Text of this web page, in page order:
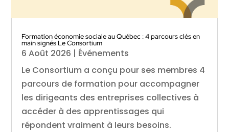
Formation économie sociale au Québec : 4 parcours clés en
main signés Le Consortium
6 Août 2026 | Événements
Le Consortium a conçu pour ses membres 4
parcours de formation pour accompagner
les dirigeants des entreprises collectives à
accéder à des apprentissages qui
répondent vraiment à leurs besoins.